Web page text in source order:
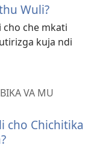
Wuli?
che mkati
kuja ndi
VA MU
cho Chichitika